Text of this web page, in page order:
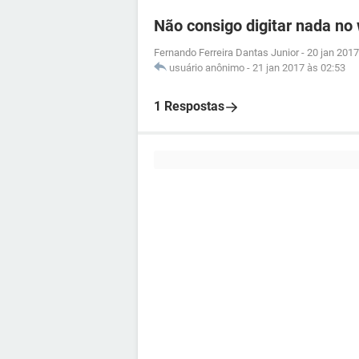
Não consigo digitar nada no
Fernando Ferreira Dantas Junior - 20 jan
usuário anônimo - 21 jan 2017 às 02:53
1 Respostas